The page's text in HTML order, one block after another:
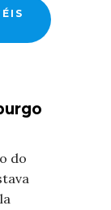
do